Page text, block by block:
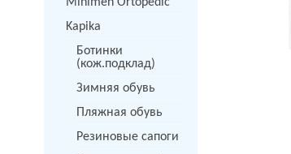
Kapika
Ботинки
(кож.подклад)
Зимняя обувь
Пляжная обувь
Резиновые сапоги